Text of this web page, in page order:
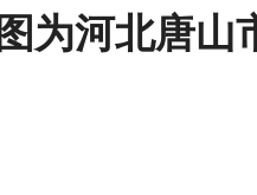
图为河北唐山